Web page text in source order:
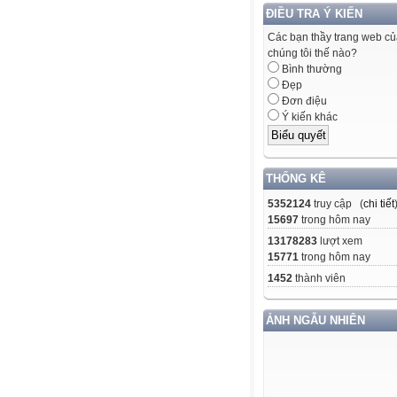
ĐIỀU TRA Ý KIẾN
Các bạn thầy trang web
chúng tôi thế nào?
Bình thường
Đẹp
Đơn điệu
Ý kiến khác
THỐNG KÊ
5352124 truy cập (chi tiết)
15697 trong hôm nay
13178283 lượt xem
15771 trong hôm nay
1452 thành viên
ẢNH NGẪU NHIÊN